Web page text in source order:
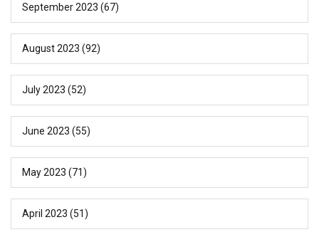
September 2023 (67)
August 2023 (92)
July 2023 (52)
June 2023 (55)
May 2023 (71)
April 2023 (51)